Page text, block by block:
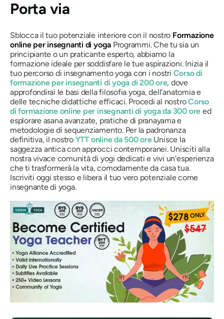
Porta via
Sblocca il tuo potenziale interiore con il nostro Formazione
online per insegnanti di yoga Programmi. Che tu sia un
principiante o un praticante esperto, abbiamo la
formazione ideale per soddisfare le tue aspirazioni. Inizia il
tuo percorso di insegnamento yoga con i nostri Corso di
formazione per insegnanti di yoga di 200 ore, dove
approfondirai le basi della filosofia yoga, dell'anatomia e
delle tecniche didattiche efficaci. Procedi al nostroCorso
di formazione online per insegnanti di yoga da 300 ore ed
esplorare asana avanzate, pratiche di pranayama e
metodologie di sequenziamento. Per la padronanza
definitiva, il nostro YTT online da 500 oreUnisce la
saggezza antica con approcci contemporanei. Unisciti alla
nostra vivace comunità di yogi dedicati e vivi un'esperienza
che ti trasformerà la vita, comodamente da casa tua.
Iscriviti oggi stesso e libera il tuo vero potenziale come
insegnante di yoga.